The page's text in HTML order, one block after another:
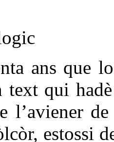
ans que
text qui
l’aviener
estossi